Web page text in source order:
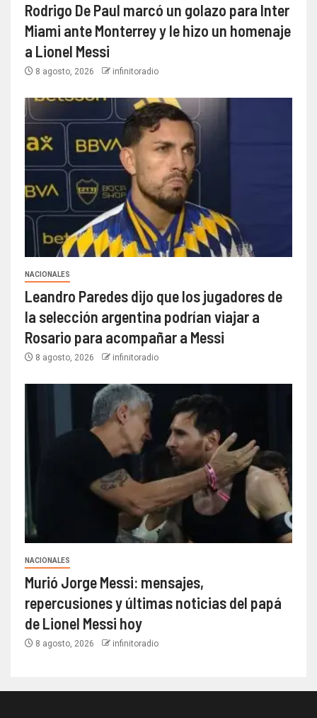
Rodrigo De Paul marcó un golazo para Inter
Miami ante Monterrey y le hizo un homenaje
a Lionel Messi
8 agosto, 2026 infinitoradio
NACIONALES
Leandro Paredes dijo que los jugadores de
la selección argentina podrían viajar a
Rosario para acompañar a Messi
8 agosto, 2026 infinitoradio
NACIONALES
Murió Jorge Messi: mensajes,
repercusiones y últimas noticias del papá
de Lionel Messi hoy
8 agosto, 2026 infinitoradio